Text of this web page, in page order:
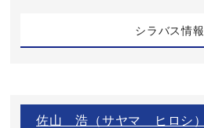
シラバス情報
佐山 浩（サヤマ ヒロシ）